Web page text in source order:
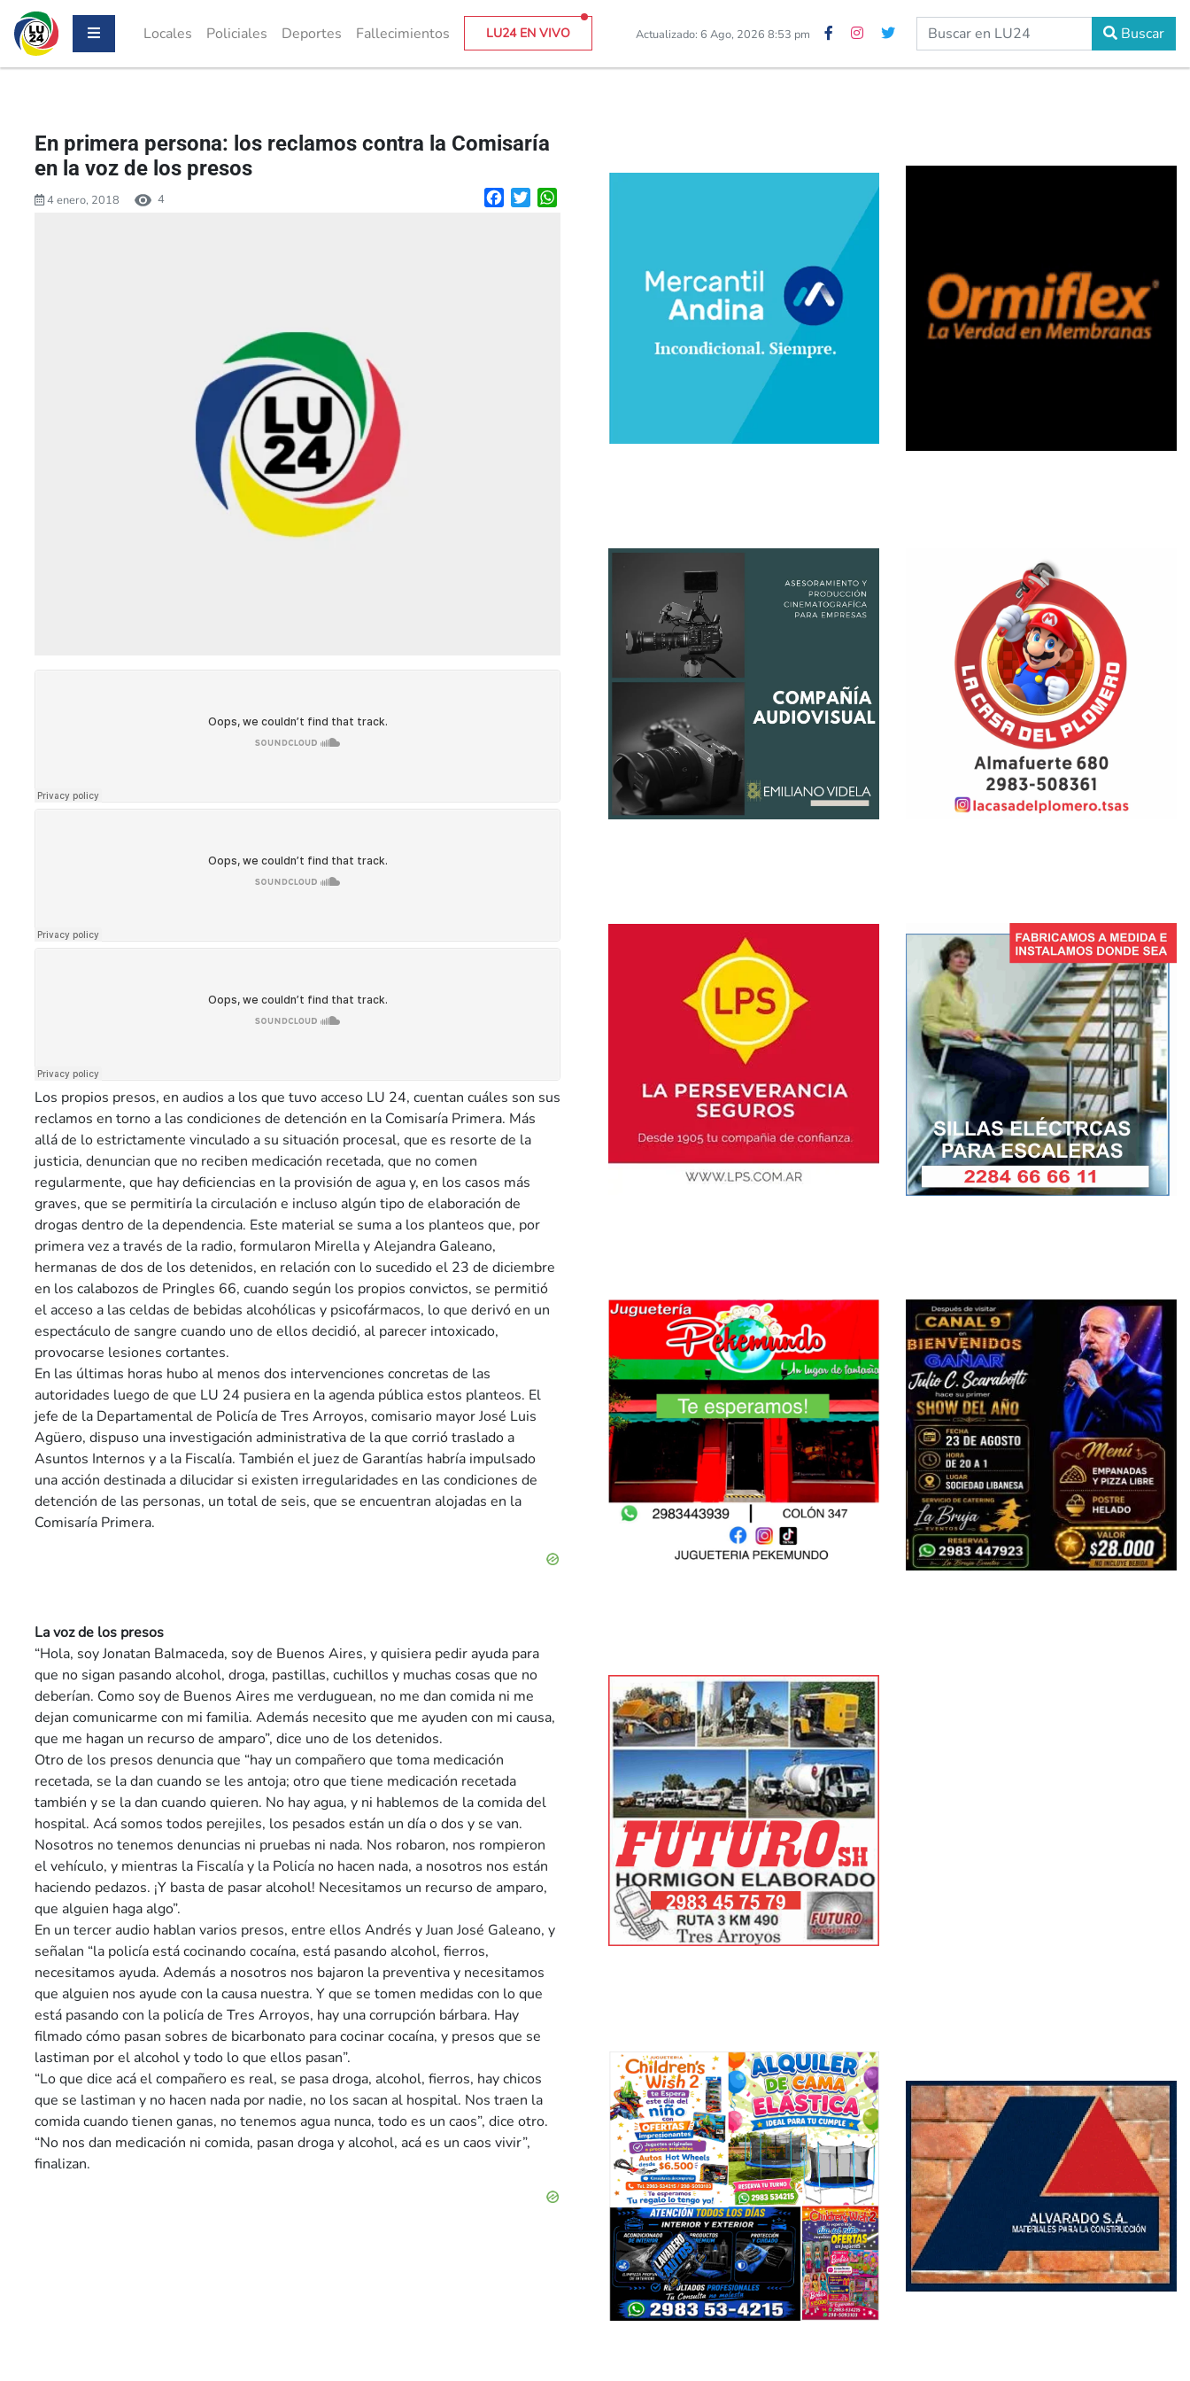
Locales Policiales Deportes Fallecimientos LU24 EN VIVO Actualizado: 6 Ago, 2026 8:53 pm Buscar
En primera persona: los reclamos contra la Comisaría
en la voz de los presos
4 enero, 2018 4 FacebookTwitter
Los propios presos, en audios a los que tuvo acceso LU 24, cuentan cuáles son sus
reclamos en torno a las condiciones de detención en la Comisaría Primera. Más
allá de lo estrictamente vinculado a su situación procesal, que es resorte de la
justicia, denuncian que no reciben medicación recetada, que no comen
regularmente, que hay deficiencias en la provisión de agua y, en los casos más
graves, que se permitiría la circulación e incluso algún tipo de elaboración de
drogas dentro de la dependencia. Este material se suma a los planteos que, por
primera vez a través de la radio, formularon Mirella y Alejandra Galeano,
hermanas de dos de los detenidos, en relación con lo sucedido el 23 de diciembre
en los calabozos de Pringles 66, cuando según los propios convictos, se permitió
el acceso a las celdas de bebidas alcohólicas y psicofármacos, lo que derivó en un
espectáculo de sangre cuando uno de ellos decidió, al parecer intoxicado,
provocarse lesiones cortantes.
En las últimas horas hubo al menos dos intervenciones concretas de las
autoridades luego de que LU 24 pusiera en la agenda pública estos planteos. El
jefe de la Departamental de Policía de Tres Arroyos, comisario mayor José Luis
Agüero, dispuso una investigación administrativa de la que corrió traslado a
Asuntos Internos y a la Fiscalía. También el juez de Garantías habría impulsado
una acción destinada a dilucidar si existen irregularidades en las condiciones de
detención de las personas, un total de seis, que se encuentran alojadas en la
Comisaría Primera.
La voz de los presos
“Hola, soy Jonatan Balmaceda, soy de Buenos Aires, y quisiera pedir ayuda para
que no sigan pasando alcohol, droga, pastillas, cuchillos y muchas cosas que no
deberían. Como soy de Buenos Aires me verduguean, no me dan comida ni me
dejan comunicarme con mi familia. Además necesito que me ayuden con mi causa,
que me hagan un recurso de amparo”, dice uno de los detenidos.
Otro de los presos denuncia que “hay un compañero que toma medicación
recetada, se la dan cuando se les antoja; otro que tiene medicación recetada
también y se la dan cuando quieren. No hay agua, y ni hablemos de la comida del
hospital. Acá somos todos perejiles, los pesados están un día o dos y se van.
Nosotros no tenemos denuncias ni pruebas ni nada. Nos robaron, nos rompieron
el vehículo, y mientras la Fiscalía y la Policía no hacen nada, a nosotros nos están
haciendo pedazos. ¡Y basta de pasar alcohol! Necesitamos un recurso de amparo,
que alguien haga algo”.
En un tercer audio hablan varios presos, entre ellos Andrés y Juan José Galeano, y
señalan “la policía está cocinando cocaína, está pasando alcohol, fierros,
necesitamos ayuda. Además a nosotros nos bajaron la preventiva y necesitamos
que alguien nos ayude con la causa nuestra. Y que se tomen medidas con lo que
está pasando con la policía de Tres Arroyos, hay una corrupción bárbara. Hay
filmado cómo pasan sobres de bicarbonato para cocinar cocaína, y presos que se
lastiman por el alcohol y todo lo que ellos pasan”.
“Lo que dice acá el compañero es real, se pasa droga, alcohol, fierros, hay chicos
que se lastiman y no hacen nada por nadie, no los sacan al hospital. Nos traen la
comida cuando tienen ganas, no tenemos agua nunca, todo es un caos”, dice otro.
“No nos dan medicación ni comida, pasan droga y alcohol, acá es un caos vivir”,
finalizan.